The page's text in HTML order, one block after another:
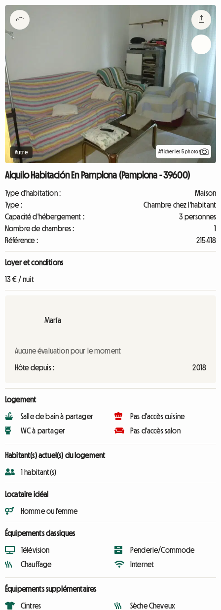
Autre Afficher les 5 photos
Alquilo Habitación En Pamplona (Pamplona - 39600)
Type d'habitation :
Maison
Type :
Chambre chez l'habitant
Capacité d'hébergement :
3 personnes
Nombre de chambres :
1
Référence :
215418
Loyer et conditions
13 € / nuit
María
Aucune évaluation pour le moment
Hôte depuis : 2018
Logement
Salle de bain à partager
WC à partager
Pas d'accès cuisine
Pas d'accès salon
Habitant(s) actuel(s) du logement
1 habitant(s)
Locataire idéal
Homme ou femme
Équipements classiques
Télévision
Chauffage
Penderie/Commode
Internet
Équipements supplémentaires
Cintres
Sèche Cheveux